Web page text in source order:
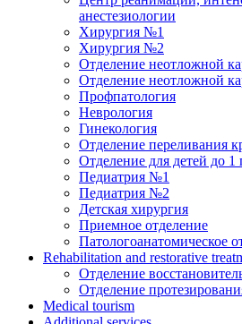
анестезиологии
Хирургия №1
Хирургия №2
Отделение неотложной
Отделение неотложной
Профпатология
Неврология
Гинекология
Отделение переливания
Отделение для детей до 1
Педиатрия №1
Педиатрия №2
Детская хирургия
Приемное отделение
Патологоанатомическое
Rehabilitation and restorative
Отделение
Отделение
Medical tourism